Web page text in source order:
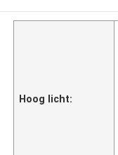
Hoog licht: